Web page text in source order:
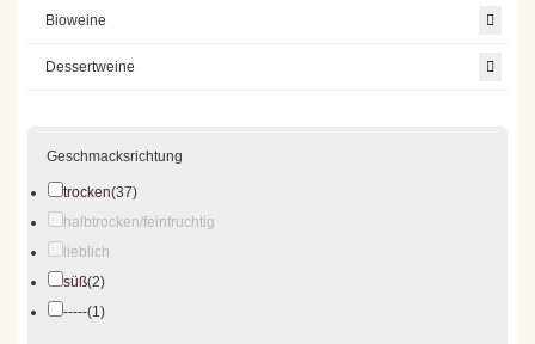
Bioweine
Dessertweine
Geschmacksrichtung
trocken(37)
halbtrocken/feinfruchtig
lieblich
süß(2)
-----(1)